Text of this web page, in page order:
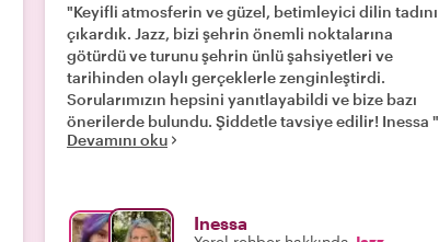
"Keyifli atmosferin ve güzel, betimleyici dilin tadını
çıkardık. Jazz, bizi şehrin önemli noktalarına
götürdü ve turunu şehrin ünlü şahsiyetleri ve
tarihinden olaylı gerçeklerle zenginleştirdi.
Sorularımızın hepsini yanıtlayabildi ve bize bazı
önerilerde bulundu. Şiddetle tavsiye edilir! Inessa "
Devamını oku
Inessa